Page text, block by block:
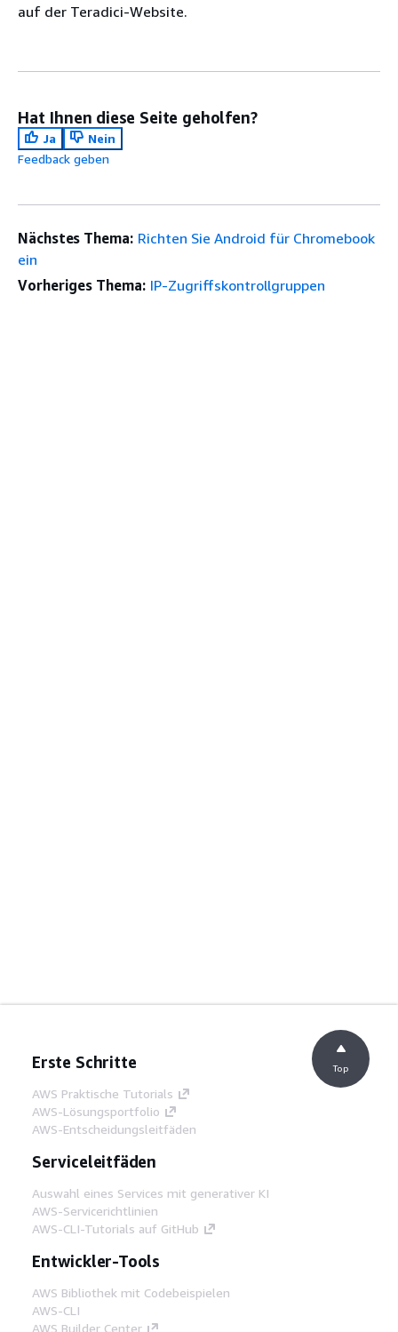
auf der Teradici-Website.
Hat Ihnen diese Seite geholfen?
Ja
Nein
Feedback geben
Nächstes Thema: Richten Sie Android für Chromebook
ein
Vorheriges Thema: IP-Zugriffskontrollgruppen
Erste Schritte
AWS Praktische Tutorials
AWS-Lösungsportfolio
AWS-Entscheidungsleitfäden
Serviceleitfäden
Auswahl eines Services mit generativer KI
AWS-Servicerichtlinien
AWS-CLI-Tutorials auf GitHub
Entwickler-Tools
AWS Bibliothek mit Codebeispielen
AWS-CLI
AWS Builder Center
Top